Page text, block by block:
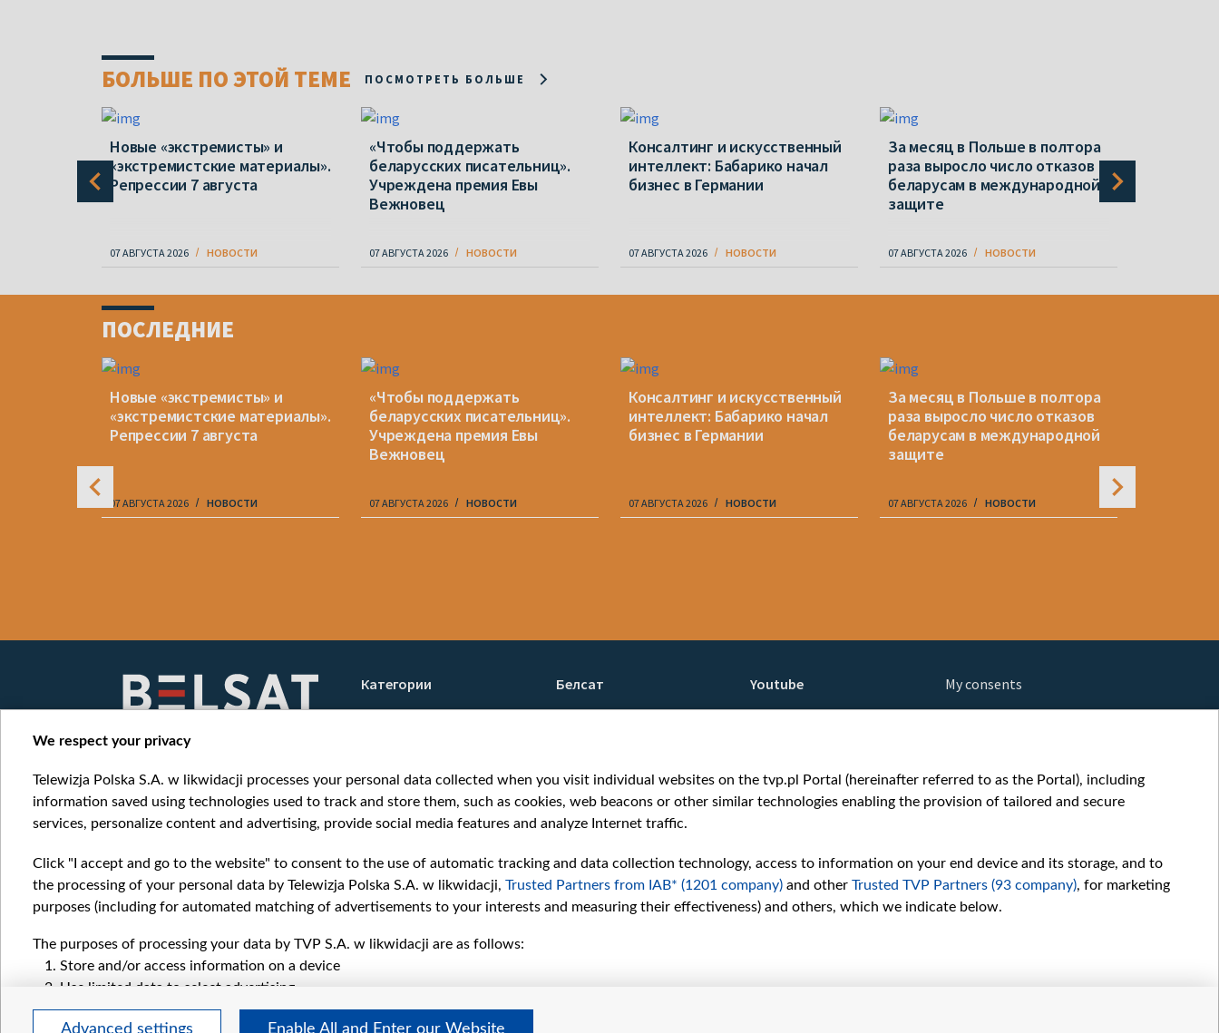
БОЛЬШЕ ПО ЭТОЙ ТЕМЕ ПОСМОТРЕТЬ БОЛЬШЕ
Новые «экстремисты» и
«экстремистские материалы».
Репрессии 7 августа
07 АВГУСТА 2026 НОВОСТИ
«Чтобы поддержать
беларусских писательниц».
Учреждена премия Евы
Вежновец
07 АВГУСТА 2026 НОВОСТИ
Консалтинг и искусственный
интеллект: Бабарико начал
бизнес в Германии
07 АВГУСТА 2026 НОВОСТИ
За месяц в Польше в полтора
раза выросло число отказов
беларусам в международной
защите
07 АВГУСТА 2026 НОВОСТИ
ПОСЛЕДНИЕ
Новые «экстремисты» и
«экстремистские материалы».
Репрессии 7 августа
07 АВГУСТА 2026 НОВОСТИ
«Чтобы поддержать
беларусских писательниц».
Учреждена премия Евы
Вежновец
07 АВГУСТА 2026 НОВОСТИ
Консалтинг и искусственный
интеллект: Бабарико начал
бизнес в Германии
07 АВГУСТА 2026 НОВОСТИ
За месяц в Польше в полтора
раза выросло число отказов
беларусам в международной
защите
07 АВГУСТА 2026 НОВОСТИ
10
Категории
Новости
Онлайн
Белсат
О нас
Ценности «Белсата»
Как нас смотреть
Награды
Как нас поддержать
Давление со стороны
беларусских властей
Youtube
Белсат news
Belsat English
Biełsat PL
Белсат Shorts
Белсат History
Белсат Music
My consents
We respect your privacy
Telewizja Polska S.A. w likwidacji processes your personal data collected when you visit individual websites on the tvp.pl Portal (hereinafter referred to as the Portal), including
information saved using technologies used to track and store them, such as cookies, web beacons or other similar technologies enabling the provision of tailored and secure
services, personalize content and advertising, provide social media features and analyze Internet traffic.
Click "I accept and go to the website" to consent to the use of automatic tracking and data collection technology, access to information on your end device and its storage, and to
the processing of your personal data by Telewizja Polska S.A. w likwidacji, Trusted Partners from IAB* (1201 company) and other Trusted TVP Partners (93 company), for marketing
purposes (including for automated matching of advertisements to your interests and measuring their effectiveness) and others, which we indicate below.
The purposes of processing your data by TVP S.A. w likwidacji are as follows:
Store and/or access information on a device
Use limited data to select advertising
Create profiles for personalised advertising
Advanced settings Enable All and Enter our Website